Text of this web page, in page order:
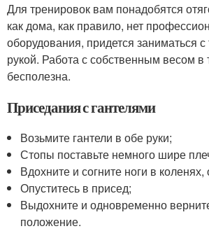
Для тренировок вам понадобятся
как дома, как правило, нет
оборудования, придется заниматься с
рукой. Работа с собственным весом в
бесполезна.
Приседания с гантелями
Возьмите гантели в обе руки;
Стопы поставьте немного шире
Вдохните и согните ноги в коленях,
Опуститесь в присед;
Выдохните и одновременно
положение.